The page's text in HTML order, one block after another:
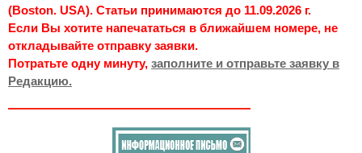
(Boston. USA). Статьи принимаются до 11.09.2026 г.
Если Вы хотите напечататься в ближайшем номере, не
откладывайте отправку заявки.
Потратьте одну минуту, заполните и отправьте заявку в
Редакцию.